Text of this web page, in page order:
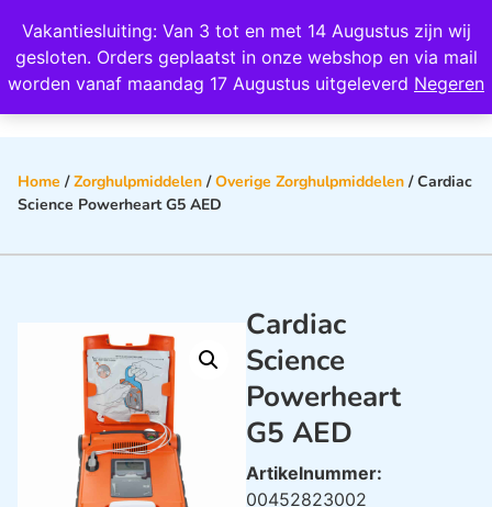
Vakantiesluiting: Van 3 tot en met 14 Augustus zijn wij
gesloten. Orders geplaatst in onze webshop en via mail
worden vanaf maandag 17 Augustus uitgeleverd Negeren
Wij scoren een 4,8 op Google
Home /Zorghulpmiddelen /Overige Zorghulpmiddelen / Cardiac
Science Powerheart G5 AED
Cardiac
Science
Powerheart
G5 AED
Artikelnummer:
00452823002